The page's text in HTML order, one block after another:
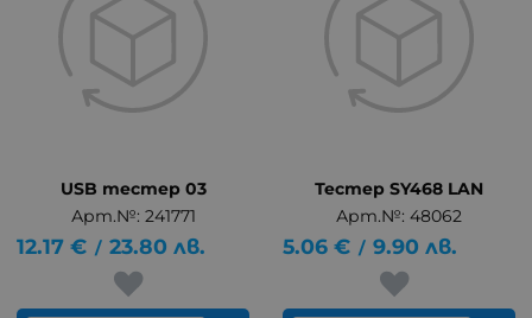
USB тестер 03
Арт.№: 241771
12.17 € / 23.80 лв.
Тестер SY468 LAN
Арт.№: 48062
5.06 € / 9.90 лв.